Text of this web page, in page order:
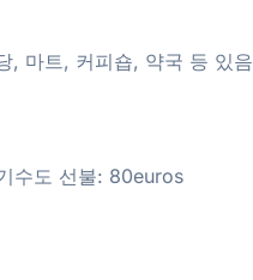
, 마트, 커피숍, 약국 등 있음
수도 선불: 80euros